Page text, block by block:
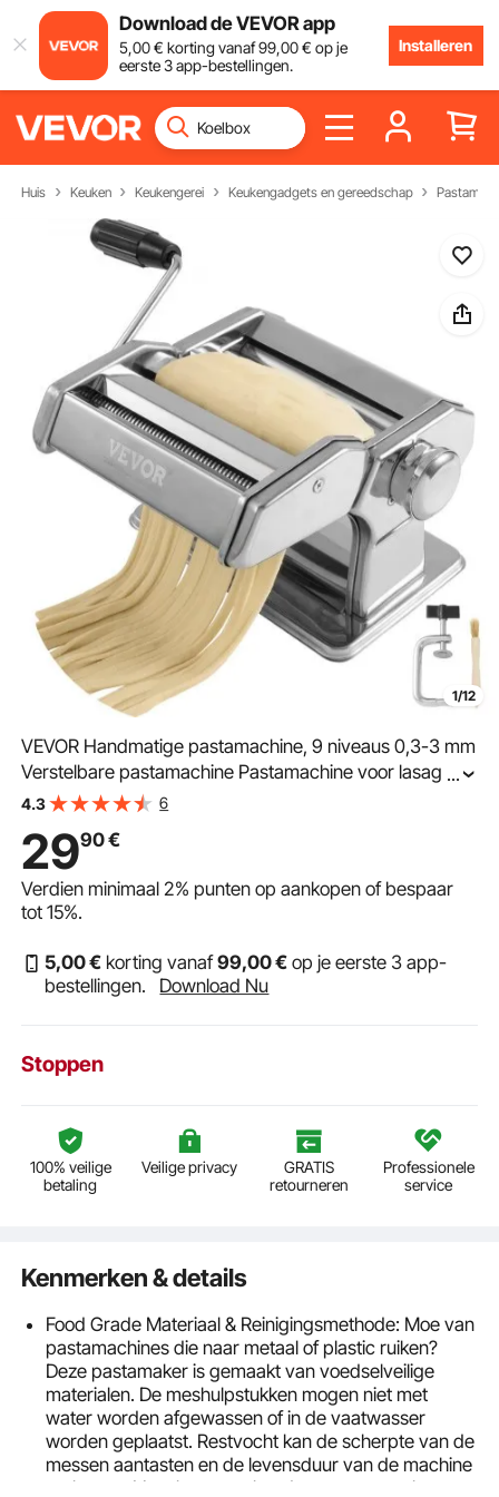
Download de VEVOR app
5,00€ korting vanaf99,00€ op je
eerste 3 app-bestellingen.
Installeren
Huis Keuken Keukengerei Keukengadgets en gereedschap
1/12
VEVOR Handmatige pastamachine, 9 niveaus 0,3-3 mm
Verstelbare pastamachine Pastamachine voor lasagne,
ravioli, spaghetti, tagliatelle, corrosiebestendige
...
4.3 6
2990€
Verdien minimaal2% punten op aankopen of bespaar
tot15%.
5,00€ korting vanaf99,00€ op je eerste 3 app-
bestellingen.
Download Nu
Stoppen
100% veilige
betaling
Veilige privacy
GRATIS
retourneren
Professionele
service
Kenmerken & details
Food Grade Materiaal & Reinigingsmethode: Moe van
pastamachines die naar metaal of plastic ruiken?
Deze pastamaker is gemaakt van voedselveilige
materialen. De meshulpstukken mogen niet met
water worden afgewassen of in de vaatwasser
worden geplaatst. Restvocht kan de scherpte van de
messen aantasten en de levensduur van de machine
verkorten. Voor het gemak raden we aan om het